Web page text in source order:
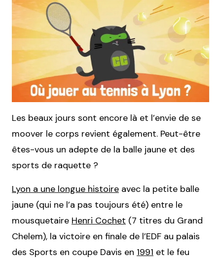
Les beaux jours sont encore là et l’envie de se
moover le corps revient également. Peut-être
êtes-vous un adepte de la balle jaune et des
sports de raquette ?
Lyon a une longue histoire avec la petite balle
jaune (qui ne l’a pas toujours été) entre le
mousquetaire Henri Cochet (7 titres du Grand
Chelem), la victoire en finale de l’EDF au palais
des Sports en coupe Davis en 1991 et le feu